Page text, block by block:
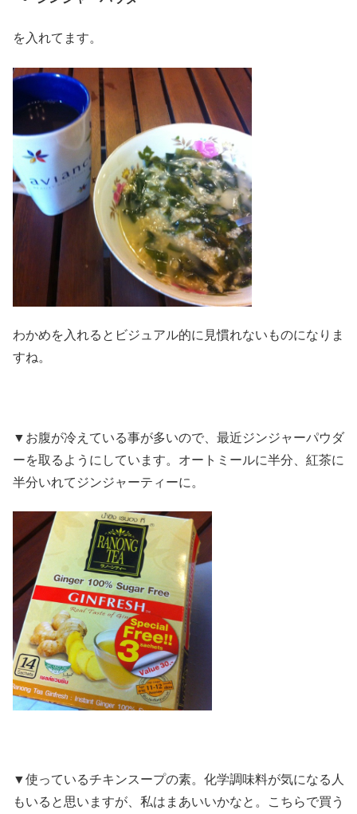
を入れてます。
わかめを入れるとビジュアル的に見慣れないものになりま
すね。
▼お腹が冷えている事が多いので、最近ジンジャーパウダ
ーを取るようにしています。オートミールに半分、紅茶に
半分いれてジンジャーティーに。
▼使っているチキンスープの素。化学調味料が気になる人
もいると思いますが、私はまあいいかなと。こちらで買う